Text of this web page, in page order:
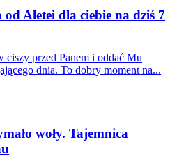
Aletei dla ciebie na dziś 7
ciszy przed Panem i oddać Mu
dnia. To dobry moment na...
woły. Tajemnica